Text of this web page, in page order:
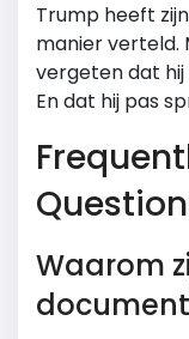
Trump heeft
manier verteld.
vergeten dat
En dat hij pas
Waarom